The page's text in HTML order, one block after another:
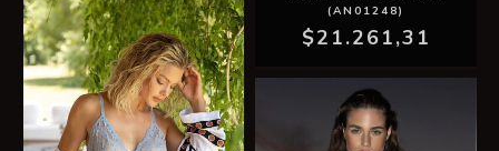
(AN01248)
$21.261,31